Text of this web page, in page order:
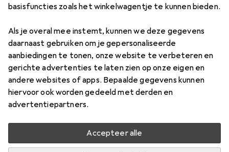
basisfuncties zoals het winkelwagentje te kunnen bieden.
Als je overal mee instemt, kunnen we deze gegevens
daarnaast gebruiken om je gepersonaliseerde
aanbiedingen te tonen, onze website te verbeteren en
gerichte advertenties te laten zien op onze eigen en
andere websites of apps. Bepaalde gegevens kunnen
hiervoor ook worden gedeeld met derden en
advertentiepartners.
Accepteer alle